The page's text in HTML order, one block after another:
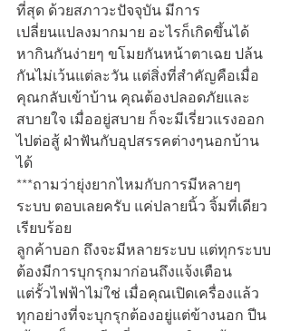
ที่สุด ด้วยสภาวะปัจจุบัน มีการ
เปลี่ยนแปลงมากมาย อะไรก็เกิดขึ้นได้
หากินกันง่ายๆ ขโมยกันหน้าตาเฉย ปล้น
กันไม่เว้นแต่ละวัน แต่สิ่งที่สำคัญคือเมื่อ
คุณกลับเข้าบ้าน คุณต้องปลอดภัยและ
สบายใจ เมื่ออยู่สบาย ก็จะมีเรี่ยวแรงออก
ไปต่อสู้ ฝ่าฟันกับอุปสรรคต่างๆนอกบ้าน
ได้
***ถามว่ายุ่งยากไหมกับการมีหลายๆ
ระบบ ตอบเลยครับ แค่ปลายนิ้ว จิ้มที่เดียว
เรียบร้อย
ลูกค้าบอก ถึงจะมีหลายระบบ แต่ทุกระบบ
ต้องมีการบุกรุกมาก่อนถึงแจ้งเตือน
แต่รั้วไฟฟ้าไม่ใช่ เมื่อคุณเปิดเครื่องแล้ว
ทุกอย่างที่จะบุกรุกต้องอยู่แต่ข้างนอก ปีน